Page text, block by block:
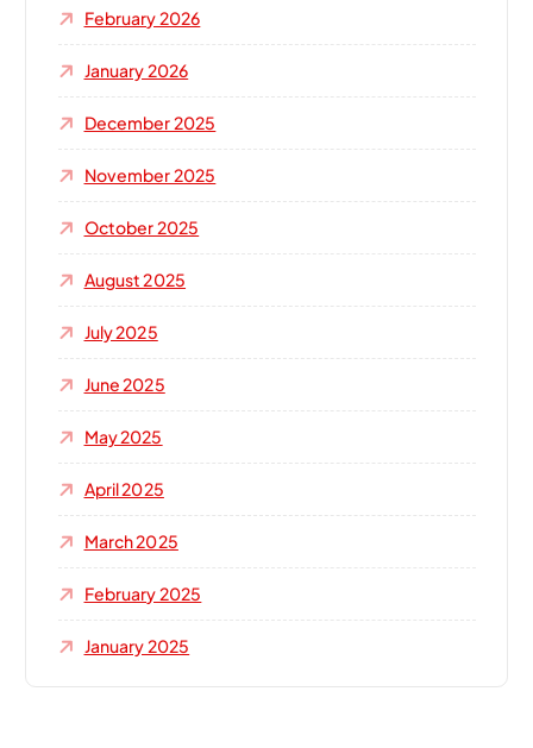
February 2026
January 2026
December 2025
November 2025
October 2025
August 2025
July 2025
June 2025
May 2025
April 2025
March 2025
February 2025
January 2025